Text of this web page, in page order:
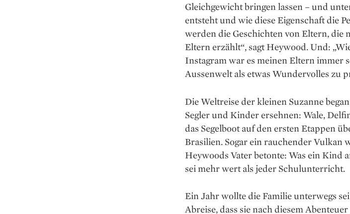
Gleichgewicht bringen lassen – und
entsteht und wie diese Eigenschaft die
werden die Geschichten von Eltern,
Eltern erzählt“, sagt Heywood. Und:
Instagram war es meinen Eltern immer
Aussenwelt als etwas Wundervolles zu
Die Weltreise der kleinen Suzanne
Segler und Kinder ersehnen: Wale,
das Segelboot auf den ersten Etappen
Brasilien. Sogar ein rauchender Vulkan
Heywoods Vater betonte: Was ein Kind
sei mehr wert als jeder Schulunterricht.
Ein Jahr wollte die Familie unterwegs
Abreise, dass sie nach diesem